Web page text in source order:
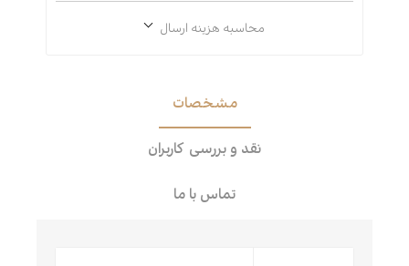
محاسبه هزینه ارسال
مشخصات
نقد و بررسی کاربران
تماس با ما